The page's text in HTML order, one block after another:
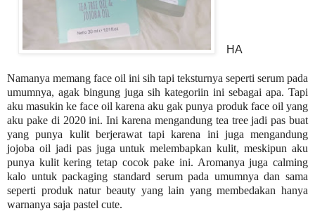
HA
Namanya memang face oil ini sih tapi teksturnya seperti serum pada
umumnya, agak bingung juga sih kategoriin ini sebagai apa. Tapi
aku masukin ke face oil karena aku gak punya produk face oil yang
aku pake di 2020 ini. Ini karena mengandung tea tree jadi pas buat
yang punya kulit berjerawat tapi karena ini juga mengandung
jojoba oil jadi pas juga untuk melembapkan kulit, meskipun aku
punya kulit kering tetap cocok pake ini. Aromanya juga calming
kalo untuk packaging standard serum pada umumnya dan sama
seperti produk natur beauty yang lain yang membedakan hanya
warnanya saja pastel cute.